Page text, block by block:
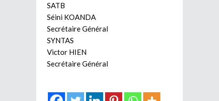
SATB
Séini KOANDA
Secrétaire Général
SYNTAS
Victor HIEN
Secrétaire Général